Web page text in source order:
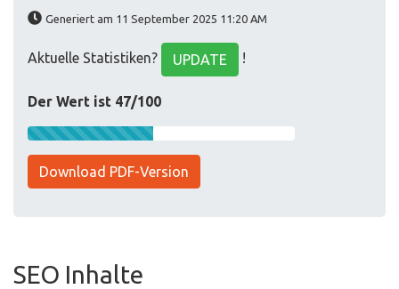
Generiert am 11 September 2025 11:20 AM
Aktuelle Statistiken? UPDATE !
Der Wert ist 47/100
Download PDF-Version
SEO Inhalte